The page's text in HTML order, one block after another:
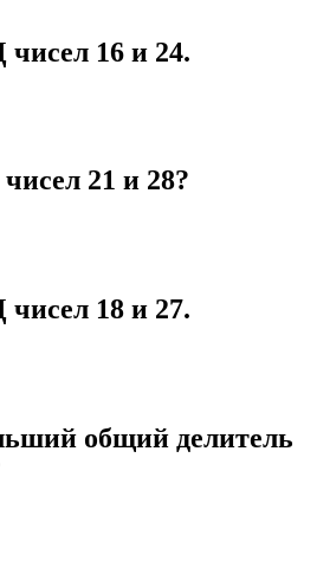
16 и 24.
21 и 28?
18 и 27.
общий делитель